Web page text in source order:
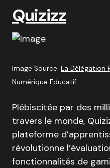
Quizizz
Image Source: La Délégation
Numérique Educatif
Plébiscitée par des
travers le monde,
plateforme
révolutionne
fonctionnalités de